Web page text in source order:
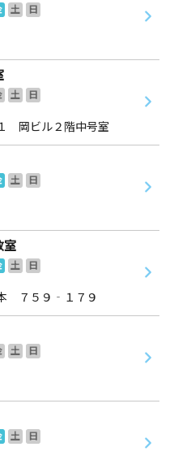
土
日
土
日
岡ビル２階中号室
土
日
室
土
日
７５９‐１７９
土
日
土
日